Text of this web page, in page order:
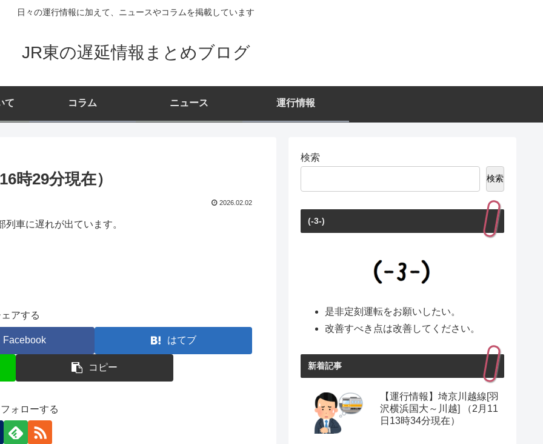
日々の運行情報に加えて、ニュースやコラムを掲載しています
JR東の遅延情報まとめブログ
て コラム ニュース 運行情報
時29分現在）
2026.02.02
車に遅れが出ています。
ェアする
Facebook はてブ
コピー
ォローする
検索
検索
(-3-)
是非定刻運転をお願いしたい。
改善すべき点は改善してください。
新着記事
【運行情報】埼京川越線[羽
沢横浜国大～川越] （2月11
日13時34分現在）